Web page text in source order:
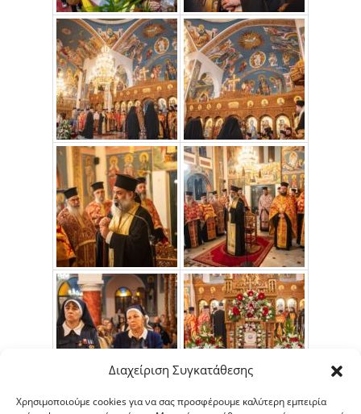
Διαχείριση Συγκατάθεσης
Χρησιμοποιούμε cookies για να σας προσφέρουμε καλύτερη εμπειρία